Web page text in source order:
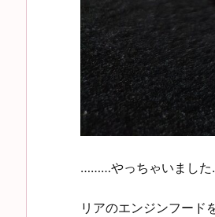
………やっちゃいました
リアのエンジンフード